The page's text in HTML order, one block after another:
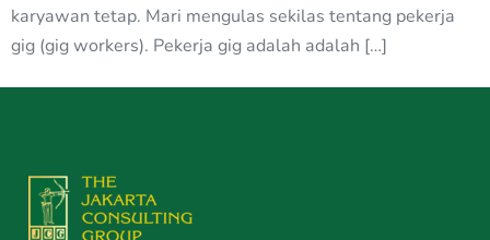
karyawan tetap. Mari mengulas sekilas tentang pekerja
gig (gig workers). Pekerja gig adalah adalah […]